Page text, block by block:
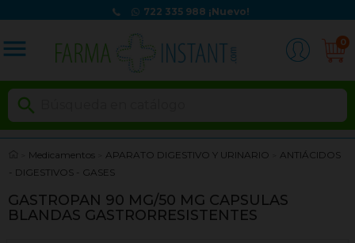
722 335 988 ¡Nuevo!
menu 0

Medicamentos APARATO DIGESTIVO Y URINARIO
ANTIÁCIDOS
- DIGESTIVOS - GASES
GASTROPAN 90 MG/50 MG CAPSULAS
BLANDAS GASTRORRESISTENTES